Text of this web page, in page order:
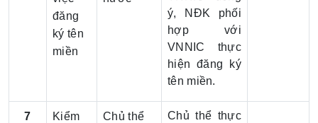
đăng
ký tên
miền
ý, NĐK phối
hợp với
VNNIC thực
hiện đăng ký
tên miền.
7
Kiểm
Chủ thể
Chủ thể thực